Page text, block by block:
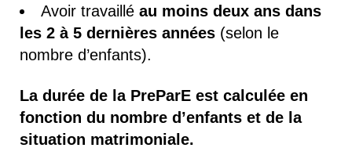
Avoir travaillé au moins deux ans dans
les 2 à 5 dernières années (selon le
nombre d’enfants).
La durée de la PreParE est calculée en
fonction du nombre d’enfants et de la
situation matrimoniale.